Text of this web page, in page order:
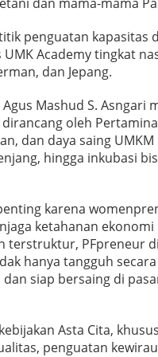
penguatan kapasitas
Academy tingkat
dan Jepang.
Mashud S. Asngari
oleh
dan daya saing
hingga inkubasi
karena
ketahanan ekonomi
terstruktur, PFpreneur
hanya tangguh
siap bersaing di
Asta Cita,
penguatan